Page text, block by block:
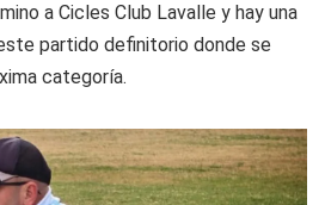
a Cicles Club Lavalle y hay una
partido definitorio donde se
categoría.